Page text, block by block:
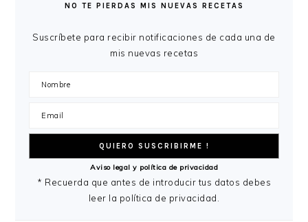
PRINCIPALNO TE PIERDAS MIS NUEVAS RECETAS
Suscríbete para recibir notificaciones de cada una de
mis nuevas recetas
Aviso legal y política de privacidad
* Recuerda que antes de introducir tus datos debes
leer la política de privacidad.